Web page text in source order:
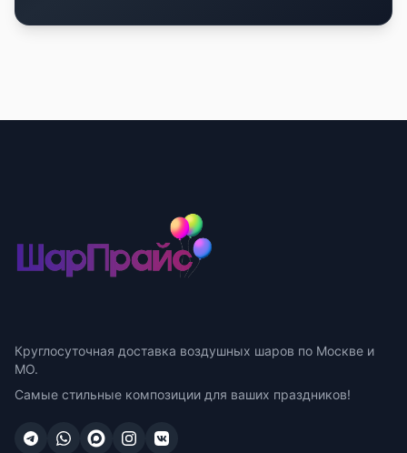
Круглосуточная доставка воздушных шаров по Москве и
МО.
Самые стильные композиции для ваших праздников!